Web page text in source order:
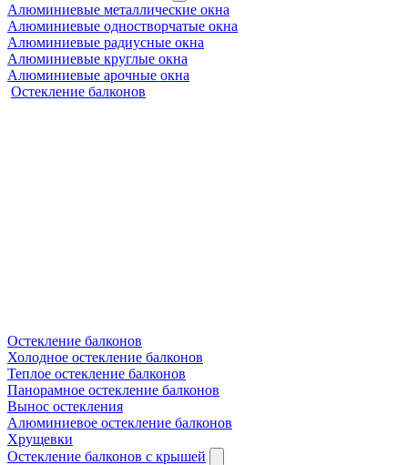
Алюминиевые металлические окна
Алюминиевые одностворчатые окна
Алюминиевые радиусные окна
Алюминиевые круглые окна
Алюминиевые арочные окна
Остекление балконов
Остекление балконов
Холодное остекление балконов
Теплое остекление балконов
Панорамное остекление балконов
Вынос остекления
Алюминиевое остекление балконов
Хрущевки
Остекление балконов с крышей